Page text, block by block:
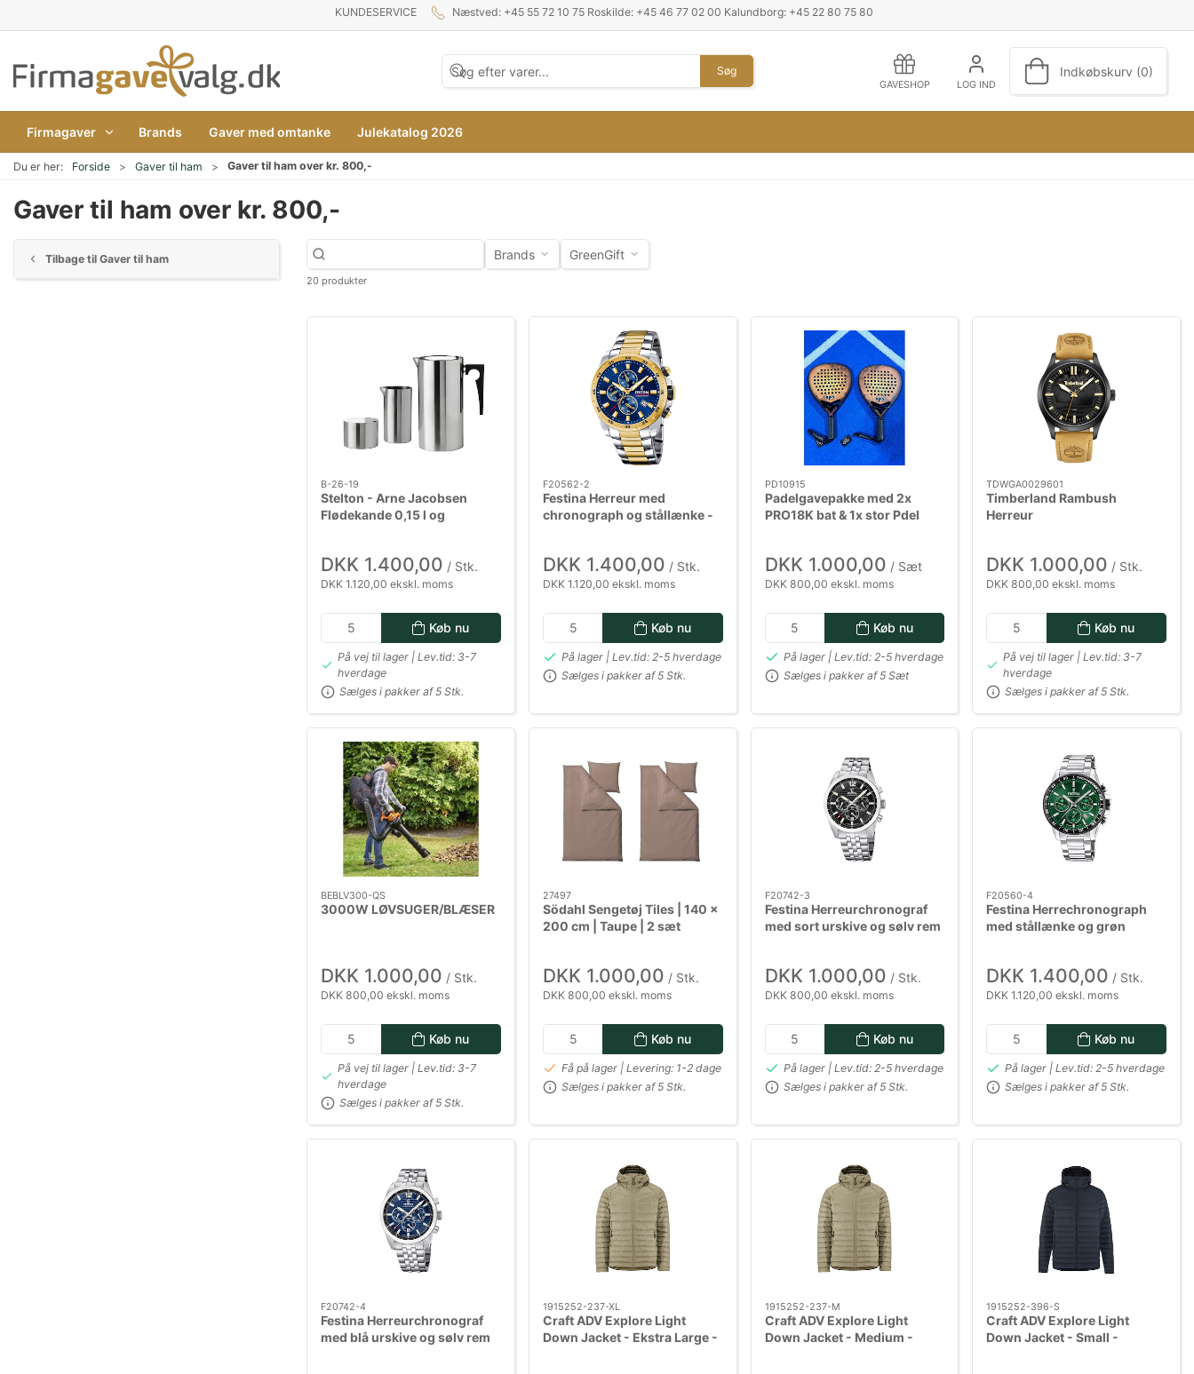
KUNDESERVICE Næstved: +45 55 72 10 75 Roskilde: +45 46 77 02 00 Kalundborg: +45 22 80 75 80
Søg
GAVESHOP LOG IND
Indkøbskurv (0)
Firmagaver Brands Gaver med omtanke Julekatalog 2026
Du er her: Forside Gaver til ham Gaver til ham over kr. 800,-
Gaver til ham over kr. 800,-
Tilbage til Gaver til ham Brands GreenGift
20 produkter
B-26-19
Stelton - Arne Jacobsen
Flødekande 0,15 l og
DKK 1.400,00 / Stk.
DKK 1.120,00 ekskl. moms
Køb nu
På vej til lager | Lev.tid: 3-7
hverdage
Sælges i pakker af 5 Stk.
F20562-2
Festina Herreur med
chronograph og stållænke -
DKK 1.400,00 / Stk.
DKK 1.120,00 ekskl. moms
Køb nu
På lager | Lev.tid: 2-5 hverdage
Sælges i pakker af 5 Stk.
PD10915
Padelgavepakke med 2x
PRO18K bat & 1x stor Pdel
DKK 1.000,00 / Sæt
DKK 800,00 ekskl. moms
Køb nu
På lager | Lev.tid: 2-5 hverdage
Sælges i pakker af 5 Sæt
TDWGA0029601
Timberland Rambush
Herreur
DKK 1.000,00 / Stk.
DKK 800,00 ekskl. moms
Køb nu
På vej til lager | Lev.tid: 3-7
hverdage
Sælges i pakker af 5 Stk.
BEBLV300-QS
3000W LØVSUGER/BLÆSER
DKK 1.000,00 / Stk.
DKK 800,00 ekskl. moms
Køb nu
På vej til lager | Lev.tid: 3-7
hverdage
Sælges i pakker af 5 Stk.
27497
Södahl Sengetøj Tiles | 140 x
200 cm | Taupe | 2 sæt
DKK 1.000,00 / Stk.
DKK 800,00 ekskl. moms
Køb nu
Få på lager | Levering: 1-2 dage
Sælges i pakker af 5 Stk.
F20742-3
Festina Herreurchronograf
med sort urskive og sølv rem
DKK 1.000,00 / Stk.
DKK 800,00 ekskl. moms
Køb nu
På lager | Lev.tid: 2-5 hverdage
Sælges i pakker af 5 Stk.
F20560-4
Festina Herrechronograph
med stållænke og grøn
DKK 1.400,00 / Stk.
DKK 1.120,00 ekskl. moms
Køb nu
På lager | Lev.tid: 2-5 hverdage
Sælges i pakker af 5 Stk.
F20742-4
Festina Herreurchronograf
med blå urskive og sølv rem
1915252-237-XL
Craft ADV Explore Light
Down Jacket - Ekstra Large -
1915252-237-M
Craft ADV Explore Light
Down Jacket - Medium -
1915252-396-S
Craft ADV Explore Light
Down Jacket - Small -